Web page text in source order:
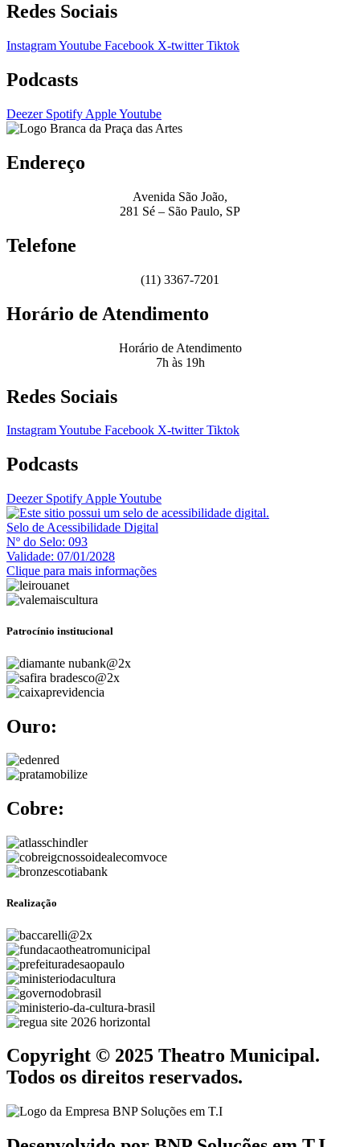
Redes Sociais
InstagramYoutube Facebook X-twitter Tiktok
Podcasts
Deezer Spotify AppleYoutube
Endereço
Avenida São João,
281 Sé – São Paulo, SP
Telefone
(11) 3367-7201
Horário de Atendimento
Horário de Atendimento
7h às 19h
Redes Sociais
InstagramYoutube Facebook X-twitter Tiktok
Podcasts
Deezer Spotify AppleYoutube
Selo de Acessibilidade Digital
Nº do Selo: 093
Validade: 07/01/2028
Clique para mais informações
Patrocínio institucional
Ouro:
Cobre:
Realização
Copyright © 2025 Theatro Municipal.
Todos os direitos reservados.